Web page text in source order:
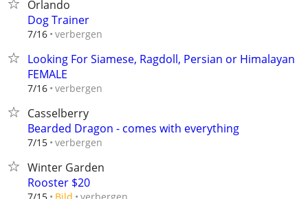
Orlando
Dog Trainer
7/16 verbergen
Looking For Siamese, Ragdoll, Persian or Himalayan
FEMALE
7/16 verbergen
Casselberry
Bearded Dragon - comes with everything
7/15 verbergen
Winter Garden
Rooster $20
verbergen